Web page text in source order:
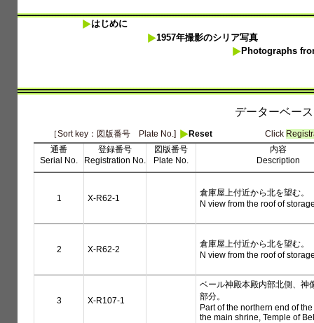
はじめに
1957年撮影のシリア写真
Photographs
データーベー
［Sort key：図版番号 Plate No.] Reset Click
通番
Serial No.
登録番号
Registration No.
図版番号
Plate No.
内容
Description
1 X-R62-1
倉庫屋上付近から北を望む。
N view from the roof of
2 X-R62-2
倉庫屋上付近から北を望む。
N view from the roof of
3 X-R107-1
ベール神殿本殿内部北側、神
部分。
Part of the northern end of
the main shrine, Temple of Bel